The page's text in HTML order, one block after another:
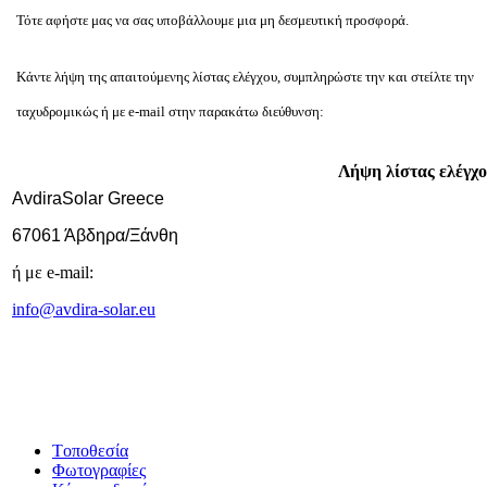
Τότε αφήστε μας να σας υποβάλλουμε μια μη δεσμευτική προσφορά.
Κάντε λήψη της απαιτούμενης λίστας ελέγχου, συμπληρώστε την και στείλτε την
ταχυδρομικώς ή με e-mail στην παρακάτω διεύθυνση:
AvdiraSolar Greece
67061 Άβδηρα/Ξάνθη
ή με e-mail:
info@avdira-solar.eu
Λήψη λίστας
Tοποθεσία
Φωτογραφίες